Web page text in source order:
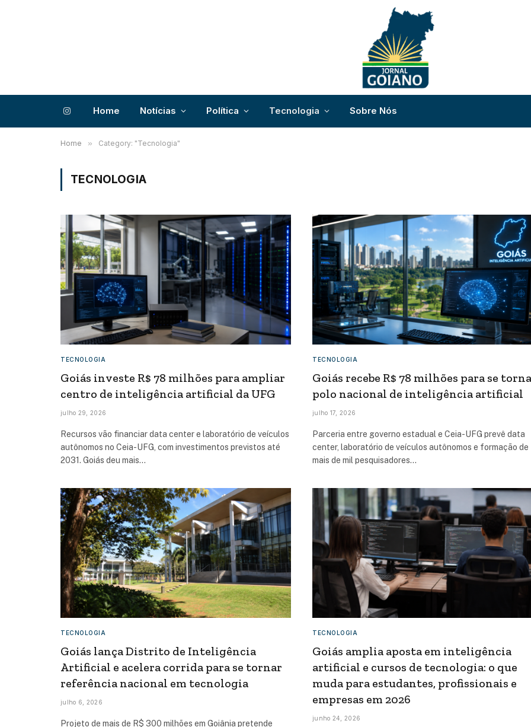
InstagramHome Notícias Política Tecnologia Sobre Nós
Home » Category: "Tecnologia"
TECNOLOGIA
TECNOLOGIA
Goiás investe R$ 78 milhões para ampliar
centro de inteligência artificial da UFG
julho 29, 2026
Recursos vão financiar data center e laboratório de veículos
autônomos no Ceia-UFG, com investimentos previstos até
2031. Goiás deu mais…
TECNOLOGIA
Goiás recebe R$ 78 milhões para se
polo nacional de inteligência artificial
julho 17, 2026
Parceria entre governo estadual e Ceia-UFG prevê data
center, laboratório de veículos autônomos e formação de
mais de mil pesquisadores…
TECNOLOGIA
Goiás lança Distrito de Inteligência
Artificial e acelera corrida para se tornar
referência nacional em tecnologia
julho 6, 2026
Projeto de mais de R$ 300 milhões em Goiânia pretende
TECNOLOGIA
Goiás amplia aposta em inteligência
artificial e cursos de tecnologia: o que
muda para estudantes, profissionais e
empresas em 2026
junho 24, 2026